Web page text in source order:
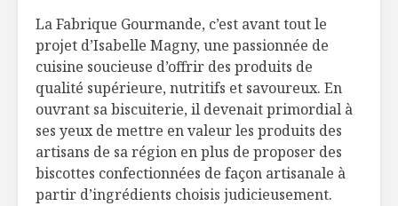
La Fabrique Gourmande, c’est avant tout le
projet d’Isabelle Magny, une passionnée de
cuisine soucieuse d’offrir des produits de
qualité supérieure, nutritifs et savoureux. En
ouvrant sa biscuiterie, il devenait primordial à
ses yeux de mettre en valeur les produits des
artisans de sa région en plus de proposer des
biscottes confectionnées de façon artisanale à
partir d’ingrédients choisis judicieusement.
Une ferme dans la
ville